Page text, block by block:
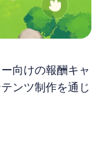
向けの報酬キャ
ンツ制作を通じ